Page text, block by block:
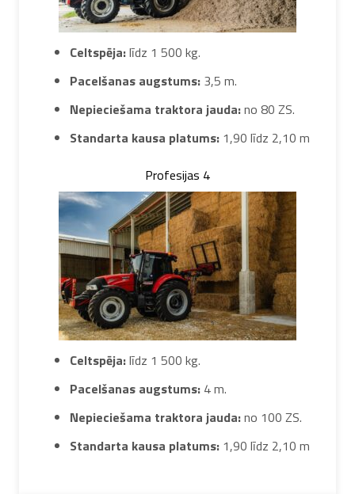
Celtspēja:līdz 1 500 kg.
Pacelšanas augstums: 3,5 m.
Nepieciešama traktora jauda:no 80 ZS.
Standarta kausa platums: 1,90 līdz 2,10 m
Profesijas 4
Celtspēja:līdz 1 500 kg.
Pacelšanas augstums: 4 m.
Nepieciešama traktora jauda:no 100 ZS.
Standarta kausa platums: 1,90 līdz 2,10 m